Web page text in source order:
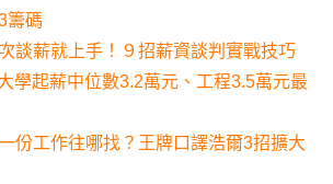
籌碼
談薪就上手！９招薪資談判實戰技巧
學起薪中位數3.2萬元、工程3.5萬元最
份工作往哪找？王牌口譯浩爾3招擴大